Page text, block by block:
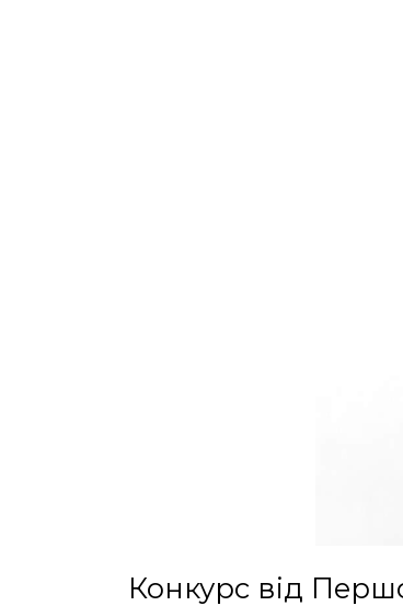
Конкурс від